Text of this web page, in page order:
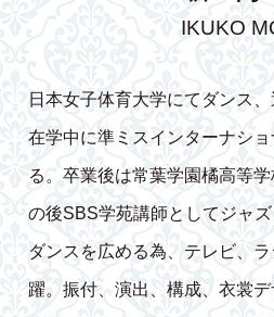
IKUKO
日本女子体育大学にてダンス
在学中に準ミスインターナシ
る。卒業後は常葉学園橘高等
の後SBS学苑講師としてジャ
ダンスを広める為、テレビ、
躍。振付、演出、構成、衣裳